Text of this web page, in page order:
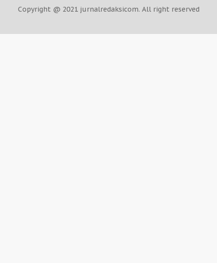
Copyright @ 2021 jurnalredaksicom. All right reserved